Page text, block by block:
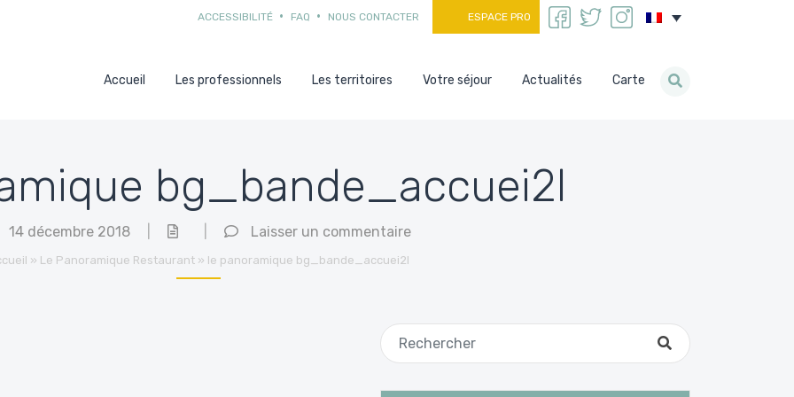
ACCESSIBILITÉ FAQ NOUS CONTACTER ESPACE PRO
Accueil Les professionnels Les territoires Votre séjour Actualités Carte
bg_bande_accuei2l
14 décembre 2018 Laisser un commentaire
» Le Panoramique Restaurant » le panoramique bg_bande_accuei2l